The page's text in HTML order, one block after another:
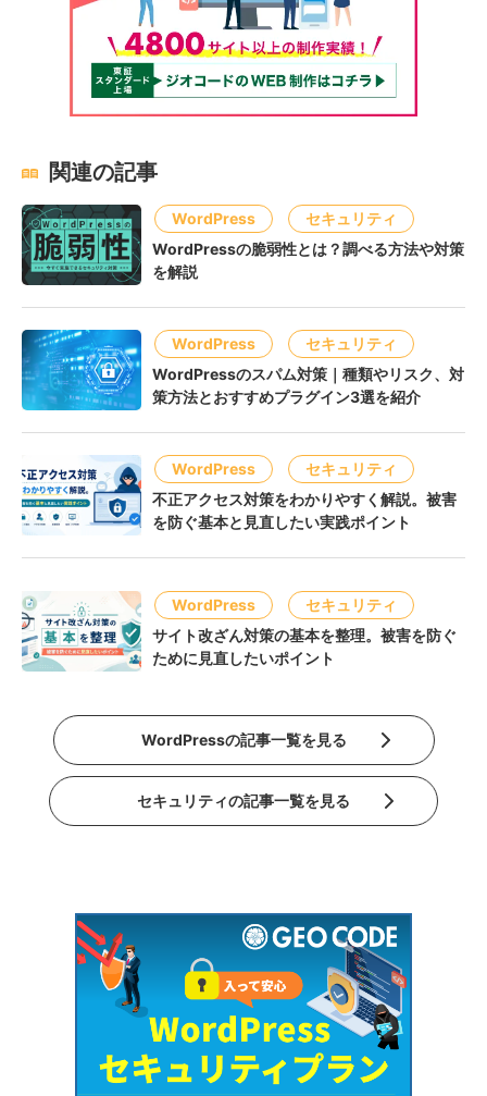
関連の記事
WordPress
セキュリティ
WordPressの脆弱性とは？調べる方法や対策
を解説
WordPress
セキュリティ
WordPressのスパム対策｜種類やリスク、対
策方法とおすすめプラグイン3選を紹介
WordPress
セキュリティ
不正アクセス対策をわかりやすく解説。被害
を防ぐ基本と見直したい実践ポイント
WordPress
セキュリティ
サイト改ざん対策の基本を整理。被害を防ぐ
ために見直したいポイント
WordPressの記事一覧を見る
セキュリティの記事一覧を見る